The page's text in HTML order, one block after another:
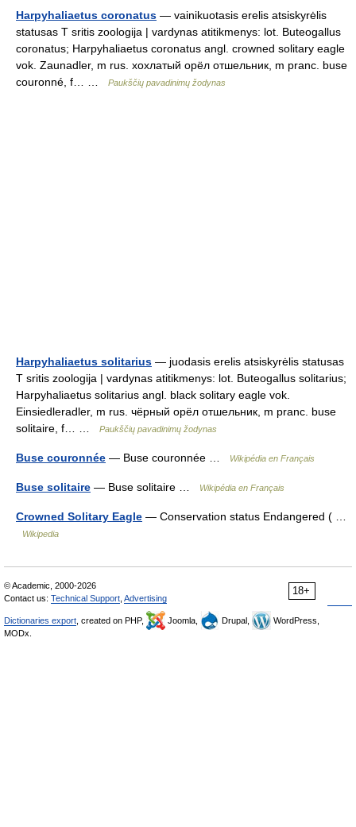
Harpyhaliaetus coronatus — vainikuotasis erelis atsiskyrėlis
statusas T sritis zoologija | vardynas atitikmenys: lot. Buteogallus
coronatus; Harpyhaliaetus coronatus angl. crowned solitary eagle
vok. Zaunadler, m rus. хохлатый орёл отшельник, m pranc. buse
couronné, f… …
Paukščių pavadinimų žodynas
Harpyhaliaetus solitarius — juodasis erelis atsiskyrėlis statusas
T sritis zoologija | vardynas atitikmenys: lot. Buteogallus solitarius;
Harpyhaliaetus solitarius angl. black solitary eagle vok.
Einsiedleradler, m rus. чёрный орёл отшельник, m pranc. buse
solitaire, f… …
Paukščių pavadinimų žodynas
Buse couronnée — Buse couronnée … Wikipédia en Français
Buse solitaire — Buse solitaire … Wikipédia en Français
Crowned Solitary Eagle — Conservation status Endangered ( …
Wikipedia
18+
© Academic, 2000-2026
Contact us: Technical Support Advertising
Dictionaries export , created on PHP, Joomla, Drupal,
WordPress,
MODx.